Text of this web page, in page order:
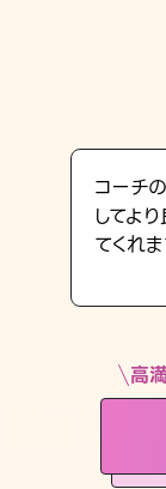
LINE占い
※LINEアプリ内のサービ
コーチ
してよ
てくれま
高